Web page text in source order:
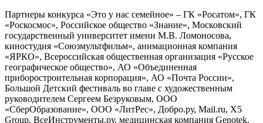
Партнеры конкурса «Это у нас семейное» – ГК «Росатом», ГК
«Роскосмос», Российское общество «Знание», Московский
государственный университет имени М.В. Ломоносова,
киностудия «Союзмультфильм», анимационная компания
«ЯРКО», Всероссийская общественная организация «Русское
географическое общество», АО «Объединенная
приборостроительная корпорация», АО «Почта России»,
Большой Детский фестиваль во главе с художественным
руководителем Сергеем Безруковым, ООО
«СберОбразование», ООО «ЛитРес», Добро.ру, Mail.ru, X5
Group, ВсеИнструменты.ру, медицинская компания Genotek,